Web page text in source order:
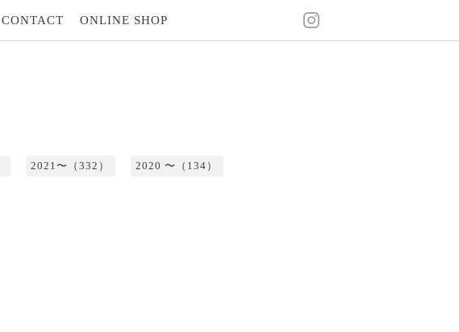
CONTACT ONLINE SHOP
2021〜（332） 2020 〜（134）